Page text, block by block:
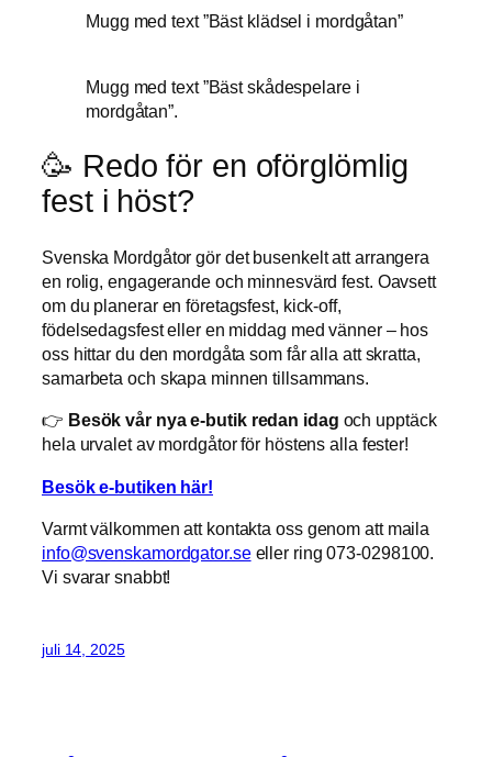
Mugg med text ”Bäst klädsel i mordgåtan”
Mugg med text ”Bäst skådespelare i
mordgåtan”.
🥳 Redo för en oförglömlig
fest i höst?
Svenska Mordgåtor gör det busenkelt att arrangera
en rolig, engagerande och minnesvärd fest. Oavsett
om du planerar en företagsfest, kick-off,
födelsedagsfest eller en middag med vänner – hos
oss hittar du den mordgåta som får alla att skratta,
samarbeta och skapa minnen tillsammans.
👉 Besök vår nya e-butik redan idag och upptäck
hela urvalet av mordgåtor för höstens alla fester!
Besök e-butiken här!
Varmt välkommen att kontakta oss genom att maila
info@svenskamordgator.seeller ring 073-0298100.
Vi svarar snabbt!
juli 14, 2025